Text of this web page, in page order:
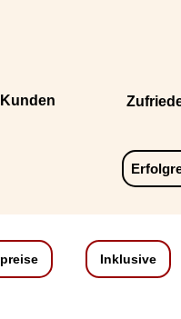
Inklusive